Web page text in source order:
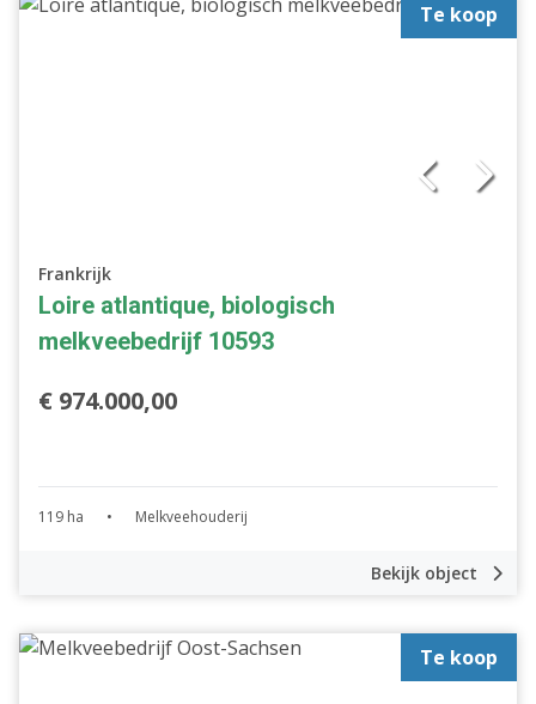
Te koop
Frankrijk
Loire atlantique, biologisch
melkveebedrijf 10593
€ 974.000,00
119 ha • Melkveehouderij
Bekijk object
Te koop